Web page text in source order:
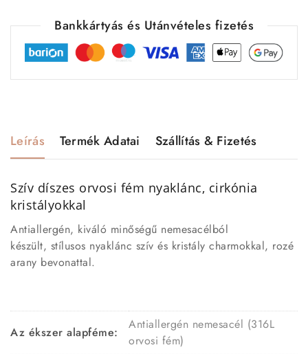
Bankkártyás és Utánvételes fizetés
Leírás Termék Adatai Szállítás & Fizetés
Szív díszes orvosi fém nyaklánc, cirkónia
kristályokkal
Antiallergén, kiváló minőségű nemesacélból
készült, stílusos nyaklánc szív és kristály charmokkal, rozé
arany bevonattal.
Az ékszer alapféme:
Antiallergén nemesacél (316L
orvosi fém)